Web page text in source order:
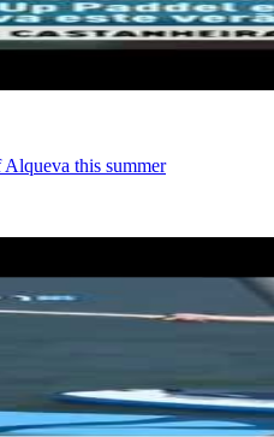
Alqueva this summer